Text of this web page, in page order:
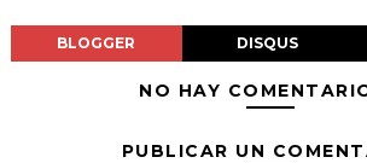
BLOGGER DISQUS
NO HAY
PUBLICAR UN